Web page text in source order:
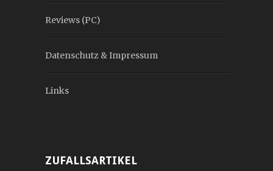
Reviews (PC)
Datenschutz & Impressum
Links
ZUFALLSARTIKEL